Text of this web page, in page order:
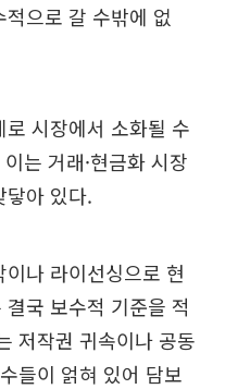
으로 갈 수밖에 없
시장에서 소화될 수
는 거래·현금화 시장
닿아 있다.
나 라이선싱으로 현
국 보수적 기준을 적
저작권 귀속이나 공동
들이 얽혀 있어 담보